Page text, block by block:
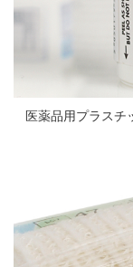
医薬品用プラスチ